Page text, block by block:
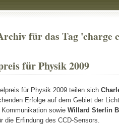
für das Tag 'charge
für Physik 2009
für Physik 2009 teilen sich
Erfolge auf dem Gebiet der
sowie Willard Sterlin
die Erfindung des CCD-Sensors.